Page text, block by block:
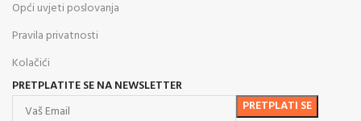
Opći uvjeti poslovanja
Pravila privatnosti
Kolačići
PRETPLATITE SE NA NEWSLETTER